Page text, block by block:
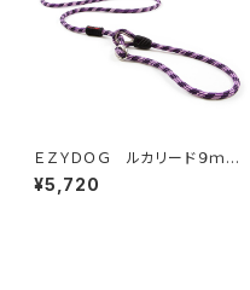
ＥＺＹＤＯＧ ルカリード９ｍｍ
（全4色）
¥5,720